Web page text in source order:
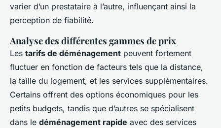
varier d’un prestataire à l’autre, influençant ainsi la
perception de fiabilité.
Analyse des différentes gammes de prix
Les tarifs de déménagement peuvent fortement
fluctuer en fonction de facteurs tels que la distance,
la taille du logement, et les services supplémentaires.
Certains offrent des options économiques pour les
petits budgets, tandis que d’autres se spécialisent
dans le déménagement rapide avec des services